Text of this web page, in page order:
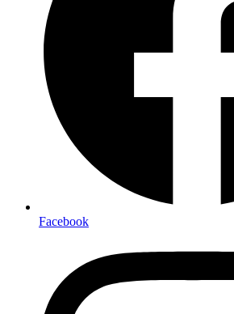
Facebook